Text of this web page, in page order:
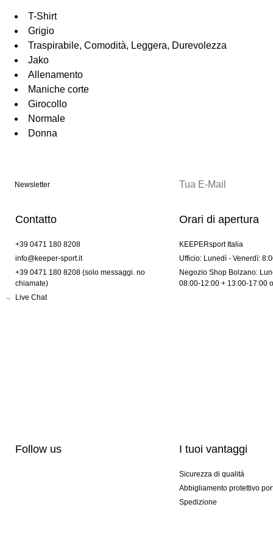
T-Shirt
Grigio
Traspirabile, Comodità, Leggera, Durevolezza
Jako
Allenamento
Maniche corte
Girocollo
Normale
Donna
Newsletter
Contatto
+39 0471 180 8208
info@keeper-sport.it
+39 0471 180 8208 (solo messaggi. no
chiamate)
Live Chat
Orari di apertura
KEEPERsport Italia
Ufficio: Lunedì - Venerdì:
Negozio Shop Bolzano:
08:00-12:00 + 13:00-17:00
Follow us I tuoi vantaggi
Sicurezza di qualitá
Abbigliamento protettivo
Spedizione